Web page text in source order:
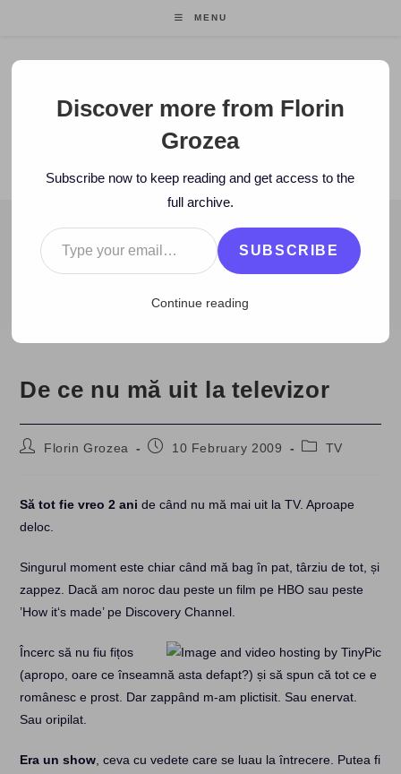
MENU
Florin Grozea
ENTREPRENEUR. FOUNDER/CEO MOCAPP.
BLOG
2009 > February > 10 > TV De ce nu mă uit la televizor
De ce nu mă uit la televizor
PostFlorin Grozea
Post10 February 2009
PostTV
Să tot fie vreo 2 ani de când nu mă mai uit la TV. Aproape
deloc.
Singurul moment este chiar când mă bag în pat, târziu de tot, și
zappez. Dacă am noroc dau peste un film pe HBO sau peste
’How it‘s made’ pe Discovery Channel.
Încerc să nu fiu fițos
(apropo, oare ce înseamnă asta defapt?) și să spun că tot ce e
românesc e prost. Dar zappând m-am plictisit. Sau enervat.
Sau oripilat.
Era un show , ceva cu vedete care se luau la întrecere. Putea fi
Discover more from Florin
Grozea
Subscribe now to keep reading and get access to the
full archive.
Type your email…
SUBSCRIBE
Continue reading